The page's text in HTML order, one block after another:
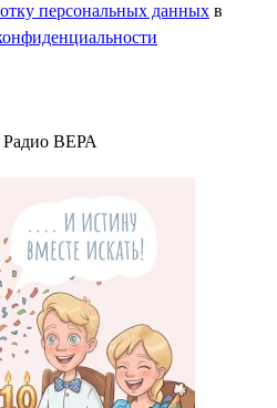
персональных данных в
Радио ВЕРА